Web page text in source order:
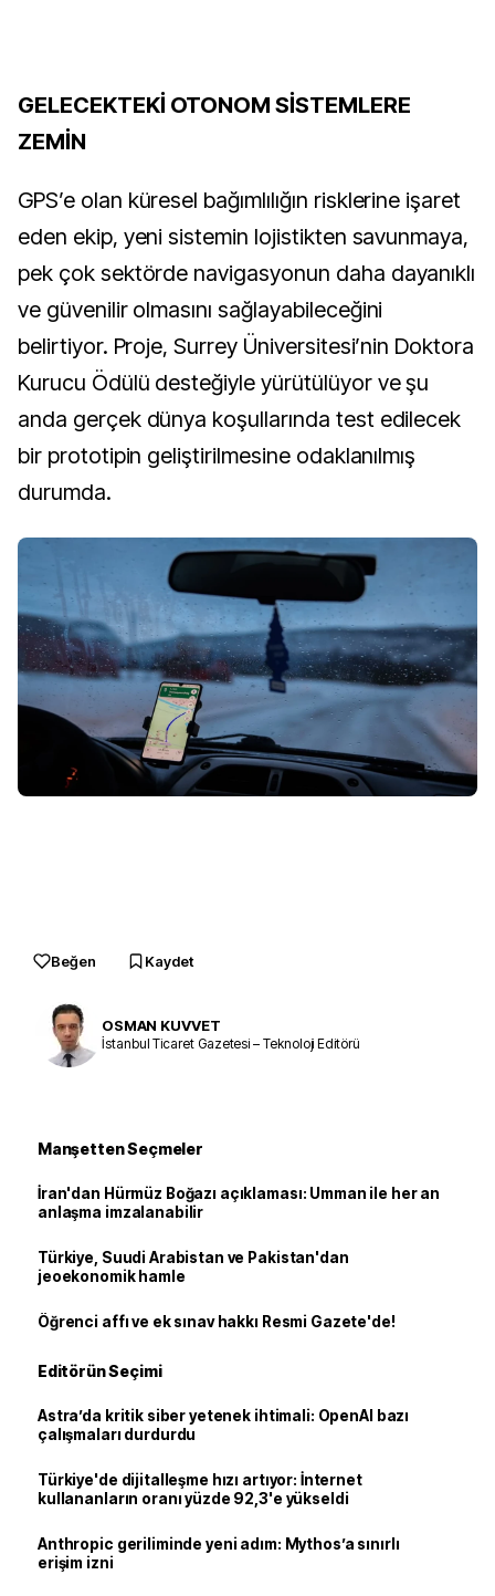
GELECEKTEKİ OTONOM SİSTEMLERE
ZEMİN
GPS’e olan küresel bağımlılığın risklerine işaret
eden ekip, yeni sistemin lojistikten savunmaya,
pek çok sektörde navigasyonun daha dayanıklı
ve güvenilir olmasını sağlayabileceğini
belirtiyor. Proje, Surrey Üniversitesi’nin Doktora
Kurucu Ödülü desteğiyle yürütülüyor ve şu
anda gerçek dünya koşullarında test edilecek
bir prototipin geliştirilmesine odaklanılmış
durumda.
Beğen Kaydet
OSMAN KUVVET
İstanbul Ticaret Gazetesi – Teknoloji Editörü
Manşetten Seçmeler
İran'dan Hürmüz Boğazı açıklaması: Umman ile her an
anlaşma imzalanabilir
Türkiye, Suudi Arabistan ve Pakistan'dan
jeoekonomik hamle
Öğrenci affı ve ek sınav hakkı Resmi Gazete'de!
Editörün Seçimi
Astra’da kritik siber yetenek ihtimali: OpenAI bazı
çalışmaları durdurdu
Türkiye'de dijitalleşme hızı artıyor: İnternet
kullananların oranı yüzde 92,3'e yükseldi
Anthropic geriliminde yeni adım: Mythos’a sınırlı
erişim izni